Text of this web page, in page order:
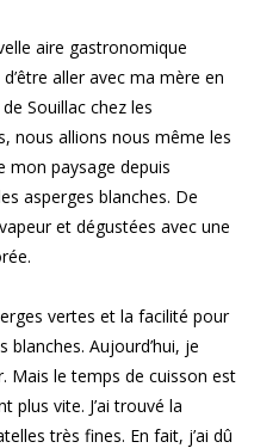
aire gastronomique
aller avec ma mère en
Souillac chez les
nous allions nous même les
mon paysage depuis
asperges blanches. De
et dégustées avec une
vertes et la facilité pour
blanches. Aujourd’hui, je
Mais le temps de cuisson est
plus vite. J’ai trouvé la
très fines. En fait, j’ai dû